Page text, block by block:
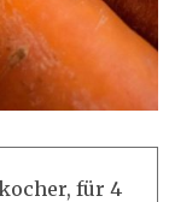
für 4